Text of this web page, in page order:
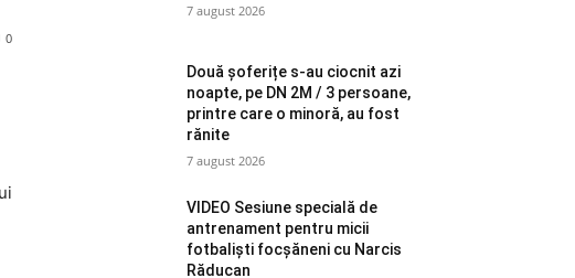
0
7 august 2026
Două șoferițe s-au ciocnit azi
noapte, pe DN 2M / 3 persoane,
printre care o minoră, au fost
rănite
7 august 2026
VIDEO Sesiune specială de
antrenament pentru micii
fotbaliști focșăneni cu Narcis
Răducan